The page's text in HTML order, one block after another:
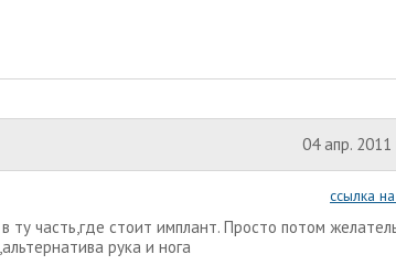
04 апр. 2011
ссылка
часть,где стоит имплант. Просто потом
рука и нога